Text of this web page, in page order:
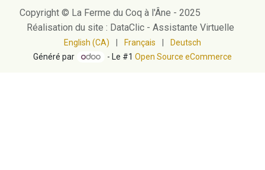
Copyright © La Ferme du Coq à l'Âne - 2025
Réalisation du site : DataClic - Assistante Virtuelle
English (CA) | Français |
Deutsch
Généré par
- Le #1 Open Source eCommerce